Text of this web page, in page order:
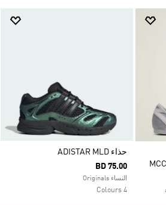
حذاء ADISTAR MLD
BD 75.00
النساء Originals
4 Colours